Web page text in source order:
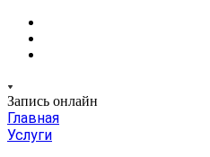
Запись онлайн
Главная
Услуги